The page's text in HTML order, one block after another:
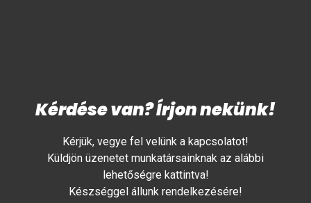
Kérdése van? Írjon nekünk!
Kérjük, vegye fel velünk a kapcsolatot!
Küldjön üzenetet munkatársainknak az alábbi
lehetőségre kattintva!
Készséggel állunk rendelkezésére!